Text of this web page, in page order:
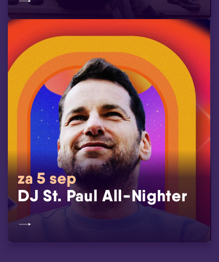
za 5 sep
DJ St. Paul All-Nighter